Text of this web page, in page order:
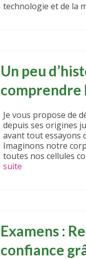
technologie et de la
Un peu
comprendre
Je vous propose de
depuis ses origines
avant tout essayons
Imaginons notre
toutes nos cellules
suite­­
Examens :
confiance